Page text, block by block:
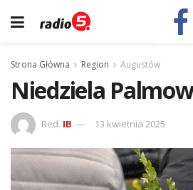
Strona Główna Region Augustów
Niedziela
Red. IB 13 kwietnia 2025